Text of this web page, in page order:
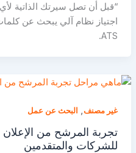
“قبل أن تصل سيرتك الذاتية
اجتياز نظام آلي يبحث عن
ATS.
غير مصنف, البحث عن عمل
تجربة المرشح من
للشركات والمتقدمين